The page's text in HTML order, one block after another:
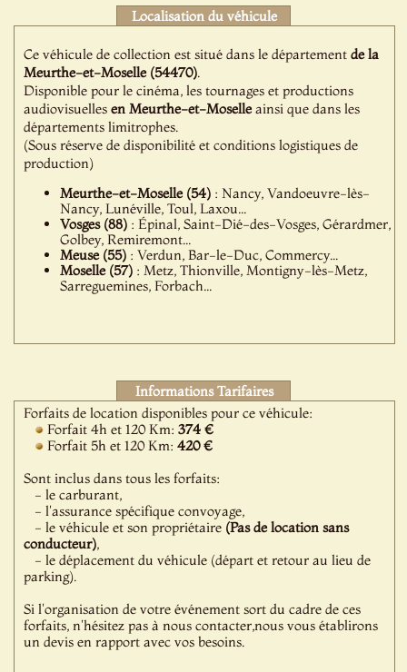
Localisation du véhicule
Ce véhicule de collection est situé dans le départementde la
Meurthe-et-Moselle (54470).
Disponible pour le cinéma, les tournages et productions
audiovisuellesen Meurthe-et-Moselleainsi que dans les
départements limitrophes.
(Sous réserve de disponibilité et conditions logistiques de
production)
Meurthe-et-Moselle (54) : Nancy, Vandoeuvre-lès-
Nancy, Lunéville, Toul, Laxou...
Vosges (88) : Épinal, Saint-Dié-des-Vosges, Gérardmer,
Golbey, Remiremont...
Meuse (55) : Verdun, Bar-le-Duc, Commercy...
Moselle (57) : Metz, Thionville, Montigny-lès-Metz,
Sarreguemines, Forbach...
Informations Tarifaires
Forfaits de location disponibles pour ce véhicule:
Forfait 4h et 120 Km:374 €
Forfait 5h et 120 Km:420 €
Sont inclus dans tous les forfaits:
- le carburant,
- l'assurance spécifique convoyage,
- le véhicule et son propriétaire (Pas de location sans
conducteur),
- le déplacement du véhicule (départ et retour au lieu de
parking).
Si l'organisation de votre événement sort du cadre de ces
forfaits, n'hésitez pas à nous contacter,nous vous établirons
un devis en rapport avec vos besoins.